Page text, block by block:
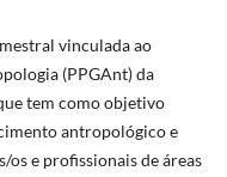
vinculada ao
(PPGAnt) da
tem como objetivo
antropológico e
e profissionais de áreas